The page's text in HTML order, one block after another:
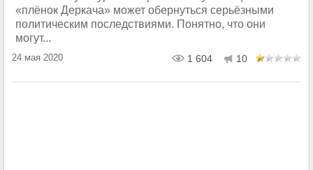
«плёнок Деркача» может обернуться серьёзными
политическим последствиями. Понятно, что они
могут...
24 мая 2020 1 604 10